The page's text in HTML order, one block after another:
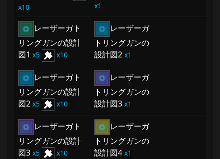
10
1
レーザーガト
リングガンの設計
図1
5 10
レーザーガ
トリングガンの
設計図2
1
レーザーガト
リングガンの設計
図2 5 10
レーザーガ
トリングガンの
設計図3
1
レーザーガト
リングガンの設計
図3 5 10
レーザーガ
トリングガンの
設計図4
1